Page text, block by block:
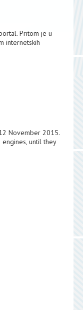
Pritom je u
internetskih
November 2015.
until they